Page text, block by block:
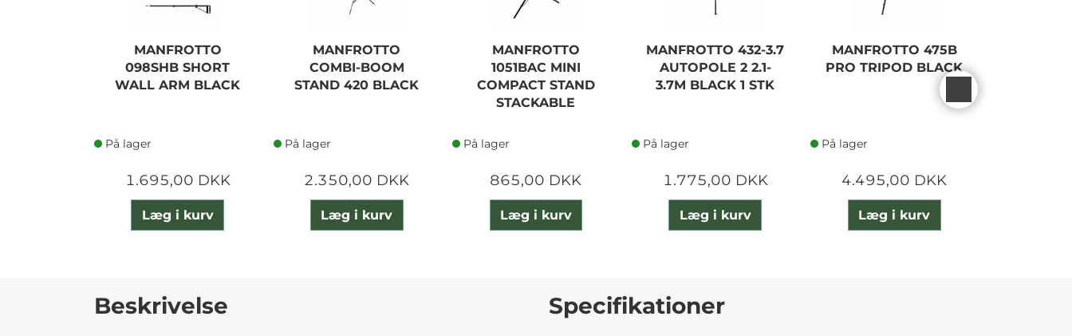
MANFROTTO
098SHB SHORT
WALL ARM BLACK
På lager
1.695,00 DKK
Læg i kurv
MANFROTTO
COMBI-BOOM
STAND 420 BLACK
På lager
2.350,00 DKK
Læg i kurv
MANFROTTO
1051BAC MINI
COMPACT STAND
STACKABLE
På lager
865,00 DKK
Læg i kurv
MANFROTTO 432-3.7
AUTOPOLE 2 2.1-
3.7M BLACK 1 STK
På lager
1.775,00 DKK
Læg i kurv
MANFROTTO 475B
PRO TRIPOD BLACK
På lager
4.495,00 DKK
Læg i kurv
Beskrivelse Specifikationer